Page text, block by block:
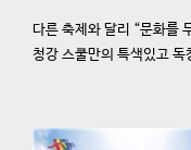
다른 축제와 달리 “문화를
청강 스쿨만의 특색있고